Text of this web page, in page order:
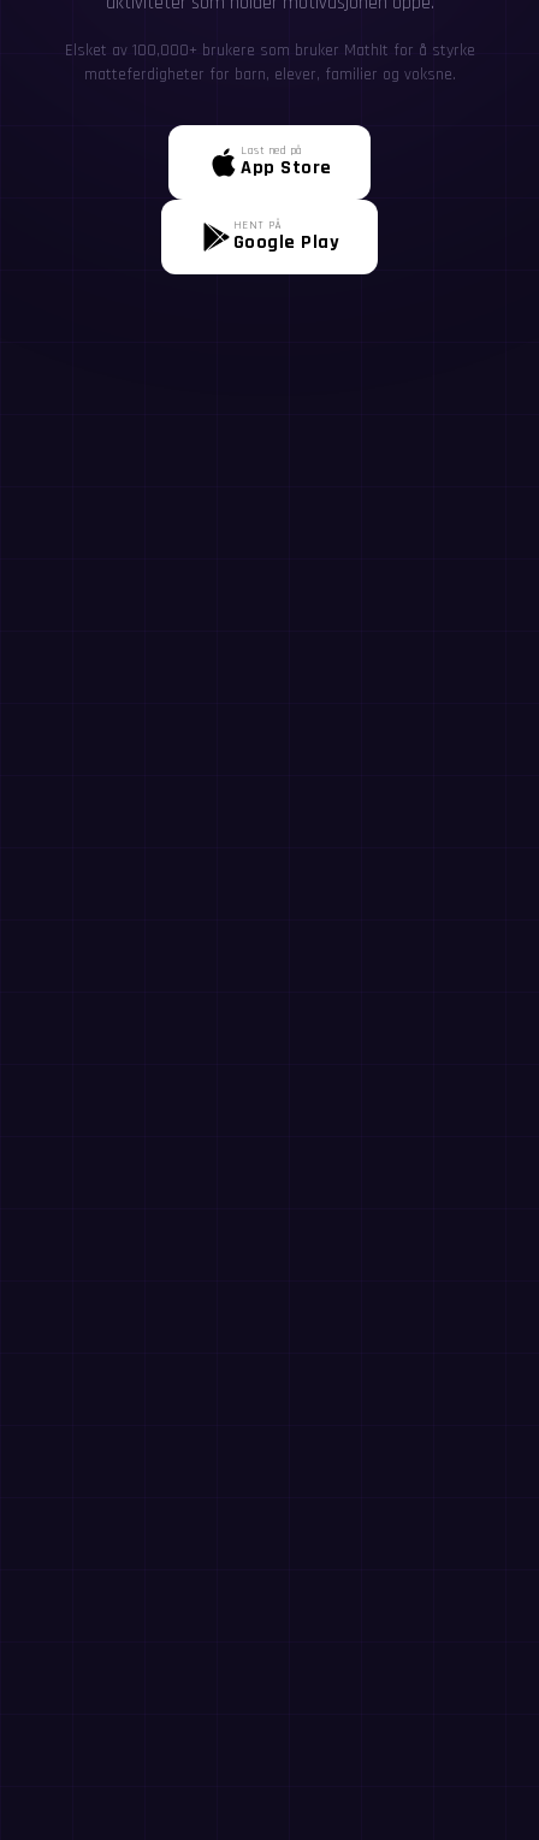
Elsket av 100,000+ brukere som bruker MathIt for å styrke
matteferdigheter for barn, elever, familier og voksne.
Last ned på
App Store
HENT PÅ
Google Play